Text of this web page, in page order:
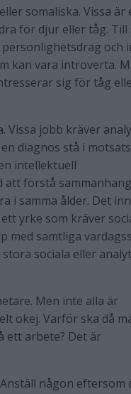
somaliska. Vissa är
för djur eller tåg. Till
och
kan vara introverta.
sig för tåg
Vissa jobb kräver
diagnos stå i
intellektuell
förstå
i samma ålder. Det
yrke som kräver
med samtliga
sociala eller
Men inte alla är
okej. Varför ska då
ett arbete? Det är
någon